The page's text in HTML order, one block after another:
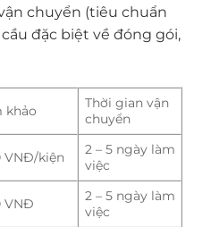
chuyển (tiêu chuẩn
đặc biệt về đóng gói,
khảo
Thời gian vận
chuyển
VNĐ/kiện
2 – 5 ngày làm
việc
VNĐ
2 – 5 ngày làm
việc